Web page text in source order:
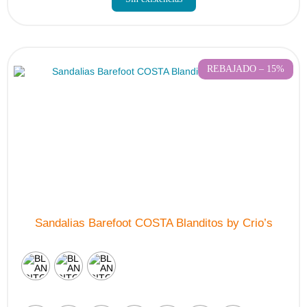
REBAJADO – 15%
Sandalias Barefoot COSTA Blanditos by Crio’s